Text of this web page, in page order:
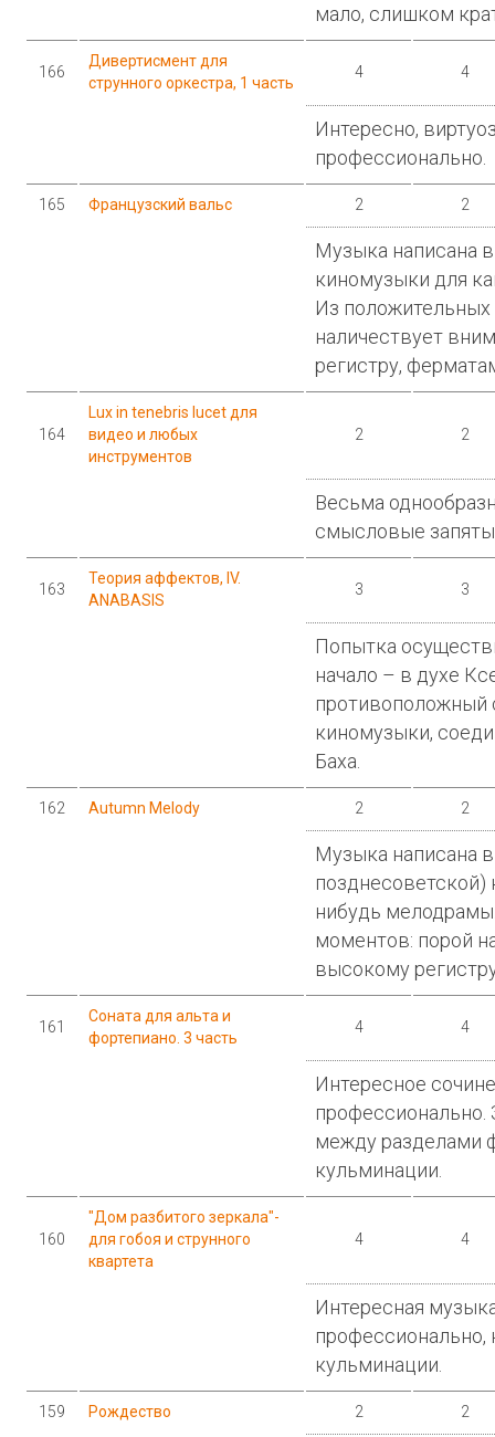
мало, слишком
166
Дивертисмент для
струнного оркестра, 1 часть
4 4
Интересно,
профессионально.
165 Французский вальс 2 2
Музыка написана
киномузыки для
Из
наличествует
регистру,
164
Lux in tenebris lucet для
видео и любых
инструментов
2 2
Весьма
смысловые
163
Теория аффектов, IV.
ANABASIS
3 3
Попытка
начало – в духе
противоположный
киномузыки,
Баха.
162 Autumn Melody 2 2
Музыка написана
нибудь
моментов: порой
высокому
161
Соната для альта и
фортепиано. 3 часть
4 4
Интересное
между разделами
кульминации.
160
"Дом разбитого зеркала"-
для гобоя и струнного
квартета
4 4
Интересная
профессионально,
кульминации.
159 Рождество 2 2